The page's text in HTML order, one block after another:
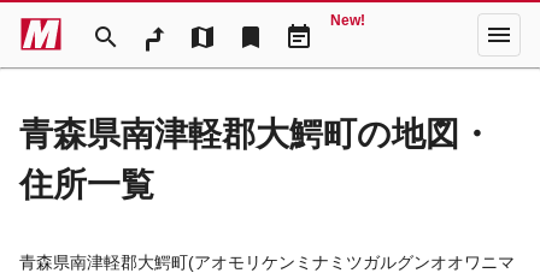
search map bookmark event_note
New! menu
青森県南津軽郡大鰐町の地図・
住所一覧
青森県南津軽郡大鰐町(アオモリケンミナミツガルグンオオワニマ